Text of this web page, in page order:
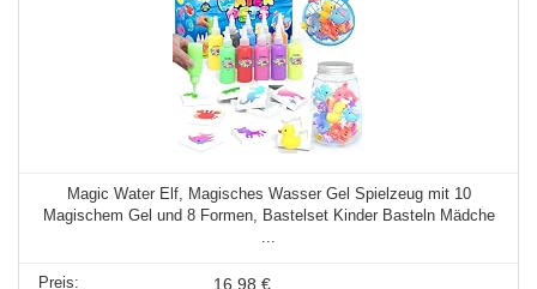
Magic Water Elf, Magisches Wasser Gel Spielzeug mit 10
Magischem Gel und 8 Formen, Bastelset Kinder Basteln Mädche
16,98 €